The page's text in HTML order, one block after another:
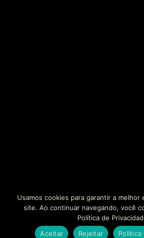
Usamos cookies para garantir a melhor
site. Ao continuar navegando, você
Política de
Aceitar
Rejeitar Política